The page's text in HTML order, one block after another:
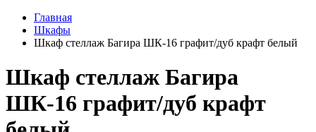
Главная
Шкафы
Шкаф стеллаж Багира ШК-16 графит/дуб крафт белый
Шкаф стеллаж Багира
ШК-16 графит/дуб крафт